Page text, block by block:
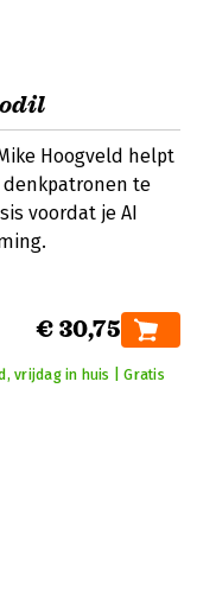
Hoogveld helpt
te
voordat je AI
€ 30,75
vrijdag in huis | Gratis